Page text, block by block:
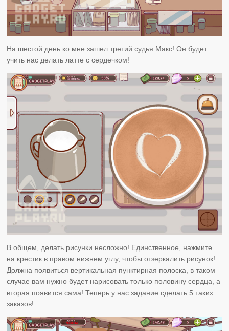
На шестой день ко мне зашел третий судья Макс! Он будет
учить нас делать латте с сердечком!
В общем, делать рисунки несложно! Единственное, нажмите
на крестик в правом нижнем углу, чтобы отзеркалить рисунок!
Должна появиться вертикальная пунктирная полоска, в таком
случае вам нужно будет нарисовать только половину сердца, а
вторая появится сама! Теперь у нас задание сделать 5 таких
заказов!